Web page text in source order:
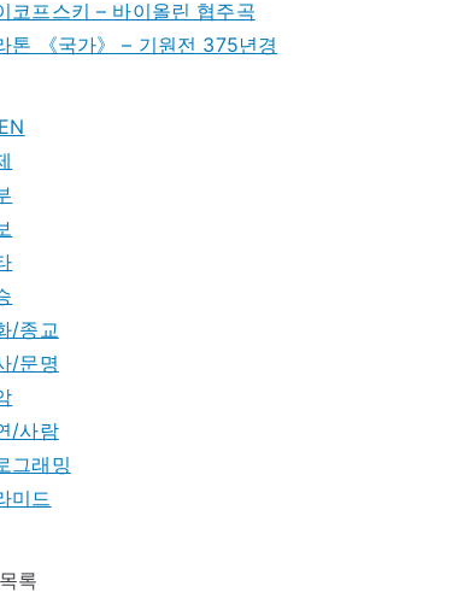
코프스키 – 바이올린 협주곡
톤 《국가》 – 기원전 375년경
/종교
/문명
/사람
그래밍
미드
록